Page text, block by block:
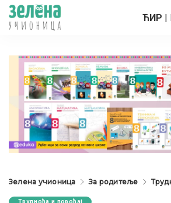
ЋИР |
Зелена учионица За родитеље